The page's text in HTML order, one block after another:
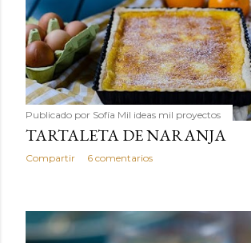
Publicado por Sofía Mil ideas mil proyectos
TARTALETA DE NARANJA
Compartir 6 comentarios